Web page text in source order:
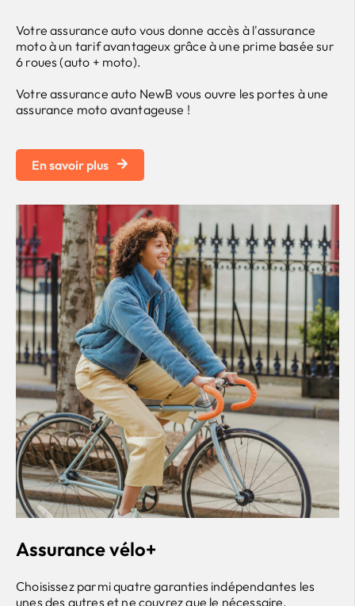
Votre assurance auto vous donne accès à l'assurance
moto à un tarif avantageux grâce à une prime basée sur
6 roues (auto + moto).
Votre assurance auto NewB vous ouvre les portes à une
assurance moto avantageuse !
En savoir plus
Assurance vélo+
Choisissez parmi quatre garanties indépendantes les
unes des autres et ne couvrez que le nécessaire.